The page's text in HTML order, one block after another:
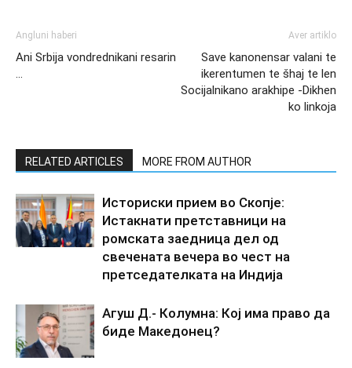
Angluni haberi
Ani Srbija vondrednikani resarin
…
Aver artiklo
Save kanonensar valani te
ikerentumen te šhaj te len
Socijalnikano arakhipe -Dikhen
ko linkoja
RELATED ARTICLES MORE FROM AUTHOR
Историски прием во Скопје:
Истакнати претставници на
ромската заедница дел од
свечената вечера во чест на
претседателката на Индија
Агуш Д.- Колумна: Кој има право да
биде Македонец?